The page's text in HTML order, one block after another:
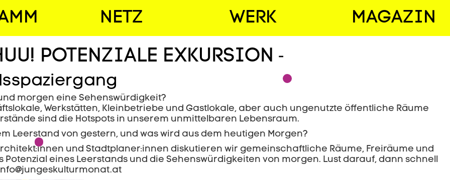
NETZ WERK MAGAZIN
POTENZIALE EXKURSION -
morgen eine Sehenswürdigkeit?
Werkstätten, Kleinbetriebe und Gastlokale, aber auch ungenutzte öffentliche Räume
sind die Hotspots in unserem unmittelbaren Lebensraum.
Leerstand von gestern, und was wird aus dem heutigen Morgen?
und Stadtplaner:innen diskutieren wir gemeinschaftliche Räume, Freiräume und
Potenzial eines Leerstands und die Sehenswürdigkeiten von morgen. Lust darauf, dann schnell